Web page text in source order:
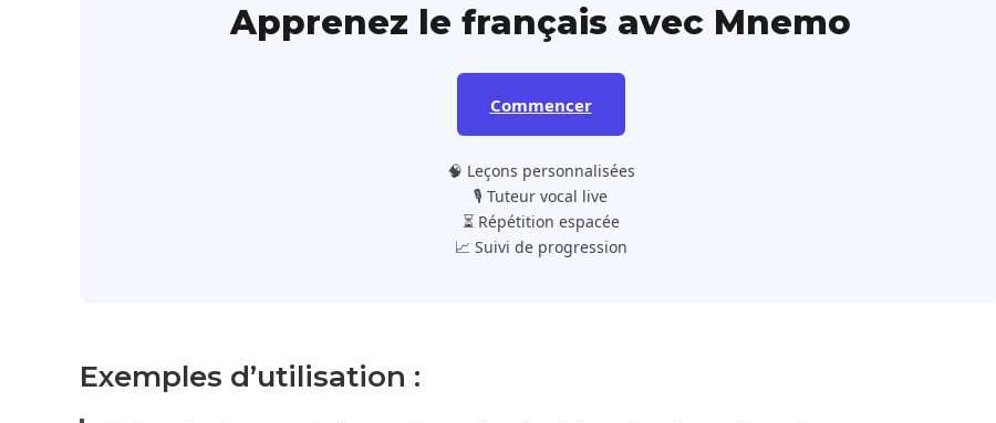
Apprenez le français avec Mnemo
Commencer
🧠 Leçons personnalisées
🎙️ Tuteur vocal live
⏳ Répétition espacée
📈 Suivi de progression
Exemples d’utilisation :